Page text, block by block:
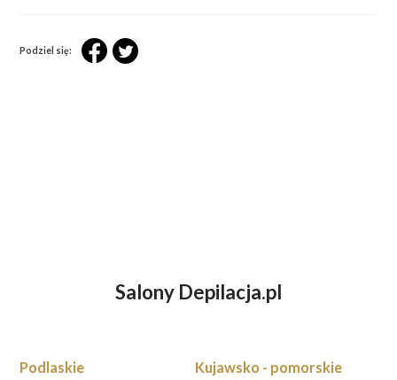
Podziel się:
ZASTANAWIASZ SIĘ NAD DEPILACJĄ
Salony Depilacja.pl
Podlaskie Kujawsko - pomorskie